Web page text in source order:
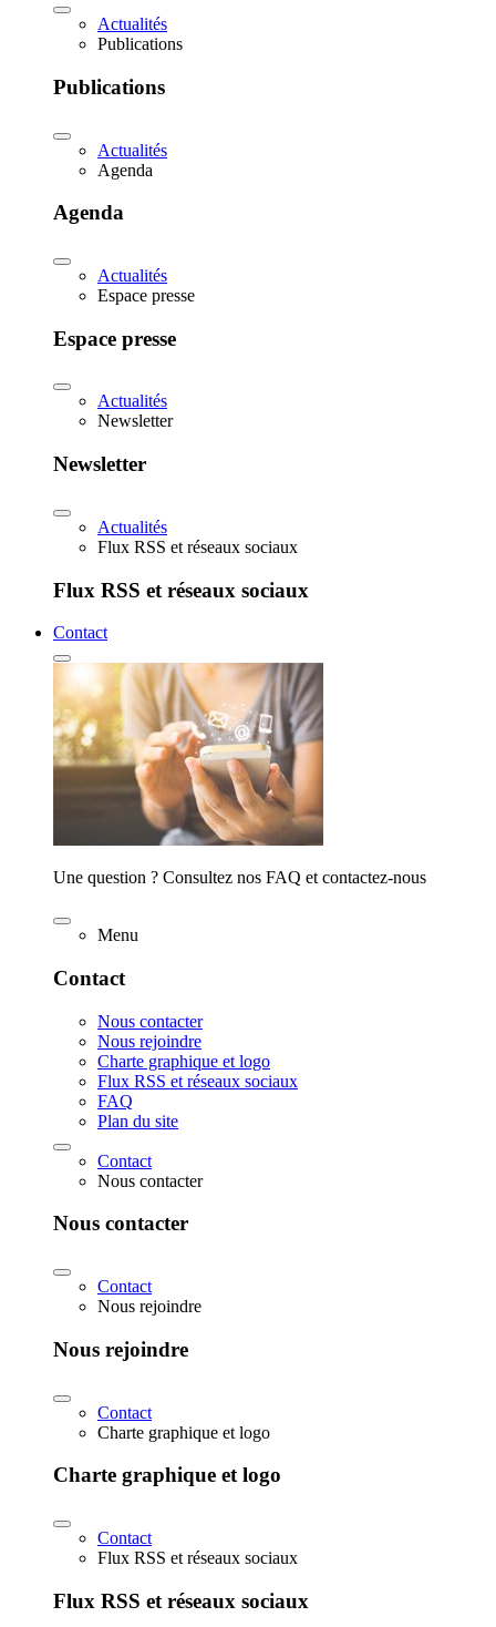
Actualités
Publications
Publications
Actualités
Agenda
Agenda
Actualités
Espace presse
Espace presse
Actualités
Newsletter
Newsletter
Actualités
Flux RSS et réseaux sociaux
Flux RSS et réseaux sociaux
Contact
Une question ? Consultez nos FAQ et contactez-nous
Menu
Contact
Nous contacter
Nous rejoindre
Charte graphique et logo
Flux RSS et réseaux sociaux
FAQ
Plan du site
Contact
Nous contacter
Nous contacter
Contact
Nous rejoindre
Nous rejoindre
Contact
Charte graphique et logo
Charte graphique et logo
Contact
Flux RSS et réseaux sociaux
Flux RSS et réseaux sociaux